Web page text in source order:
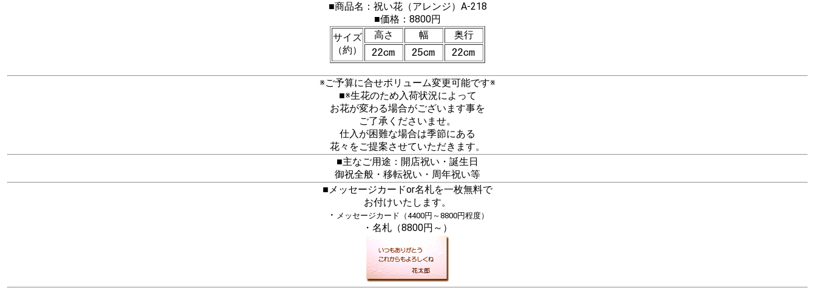
■商品名：祝い花（アレンジ）A-218
■価格：8800円
サイズ
（約）
高さ 幅 奥行
※ご予算に合せボリューム変更可能です※
■※生花のため入荷状況によって
お花が変わる場合がございます事を
ご了承くださいませ。
仕入が困難な場合は季節にある
花々をご提案させていただきます。
■主なご用途：開店祝い・誕生日
御祝全般・移転祝い・周年祝い等
■メッセージカードor名札を一枚無料で
お付けいたします。
・ メッセージカード（4400円～8800円程度）
・名札（8800円～）